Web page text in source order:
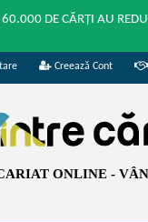
60.000 DE CĂRȚI AU
Creează Cont
ONLINE -